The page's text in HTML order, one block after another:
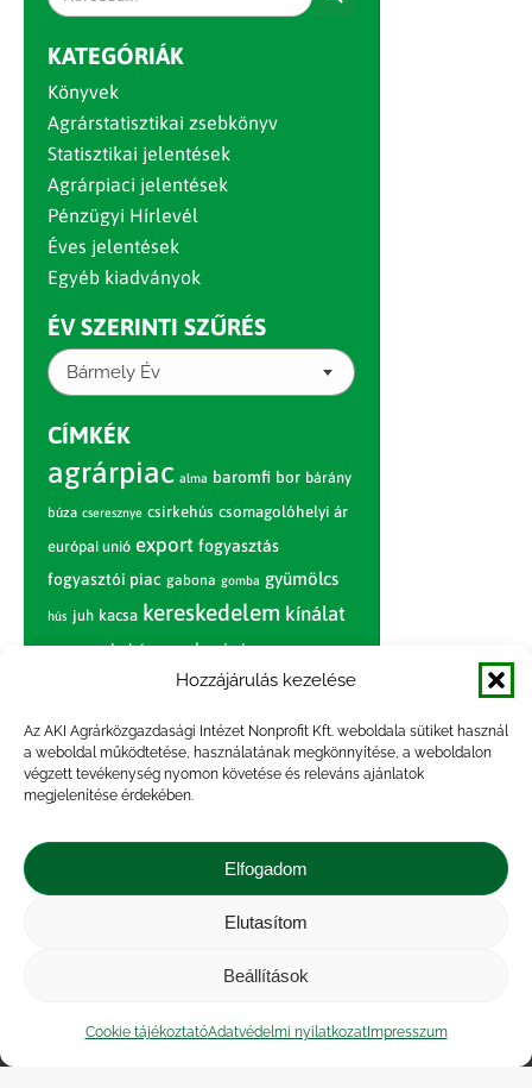
Hozzájárulás kezelése
Az AKI Agrárközgazdasági Intézet Nonprofit Kft. weboldala sütiket használ
a weboldal működtetése, használatának megkönnyítése, a weboldalon
végzett tevékenység nyomon követése és releváns ajánlatok
megjelenítése érdekében.
Elfogadom
Elutasítom
Beállítások
Cookie tájékoztatóAdatvédelmi nyilatkozatImpresszum
KATEGÓRIÁK
Könyvek
Agrárstatisztikai zsebkönyv
Statisztikai jelentések
Agrárpiaci jelentések
Pénzügyi Hírlevél
Éves jelentések
Egyéb kiadványok
ÉV SZERINTI SZŰRÉS
Bármely Év
CÍMKÉK
agrárpiac alma baromfi bor bárány
búza cseresznye csirkehús csomagolóhelyi ár
európai unió export fogyasztás
fogyasztói piac gabona gomba gyümölcs
hús juh kacsa kereskedelem kínálat
körte marhahús nagybani piac narancs
nemzetközi árinformációk
paradicsom piac piaci jelentés
pulyka pulykahús sertés sertéshús
szarvasmarha termelés
termelői
zöldség árak
átlagárértékesítési ár
Közérdekű adatok
| Adatvédelmi nyilatkozat
|